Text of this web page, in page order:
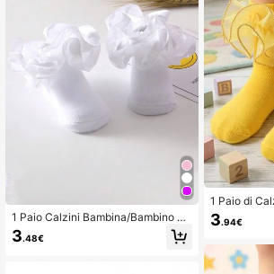
1 Paio Calzini Bambina/Bambino Pi
ccolo A Ruffle 3D Con Fiori
3.48€
1 Paio di
bine/
rbido per
3.94€